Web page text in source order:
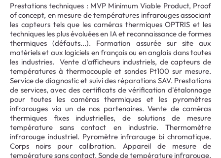
Prestations techniques : MVP Minimum Viable Product, Proof
of concept, en mesure de températures infrarouges associant
les capteurs tels que les caméras thermiques OPTRIS et les
techniques les plus évoluées en IA et reconnaissance de formes
thermiques (défauts...). Formation assurée sur site aux
matériels et aux logiciels en français ou en anglais dans toutes
les industries. Vente d'afficheurs industriels, de capteurs de
températures à thermocouple et sondes Pt100 sur mesure.
Service de diagnostic et suivi des réparations SAV. Prestations
de services, avec des certificats de vérification d'étalonnage
pour toutes les caméras thermiques et les pyromètres
infrarouges via un de nos partenaires. Vente de caméras
thermiques fixes industrielles, de solutions de mesure
température sans contact en industrie. Thermomètre
infrarouge industriel. Pyromètre infrarouge bi chromatique.
Corps noirs pour calibration. Appareil de mesure de
température sans contact. Sonde de température infrarouge.